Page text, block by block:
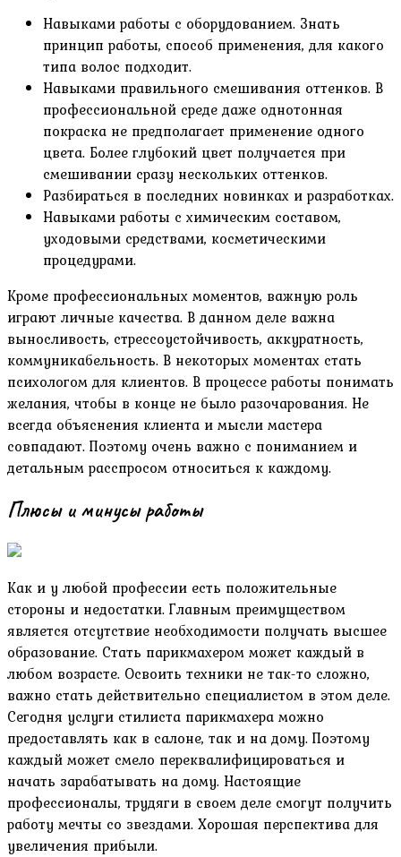
Навыками работы с оборудованием. Знать
принцип работы, способ применения, для какого
типа волос подходит.
Навыками правильного смешивания оттенков. В
профессиональной среде даже однотонная
покраска не предполагает применение одного
цвета. Более глубокий цвет получается при
смешивании сразу нескольких оттенков.
Разбираться в последних новинках и разработках.
Навыками работы с химическим составом,
уходовыми средствами, косметическими
процедурами.
Кроме профессиональных моментов, важную роль
играют личные качества. В данном деле важна
выносливость, стрессоустойчивость, аккуратность,
коммуникабельность. В некоторых моментах стать
психологом для клиентов. В процессе работы понимать
желания, чтобы в конце не было разочарования. Не
всегда объяснения клиента и мысли мастера
совпадают. Поэтому очень важно с пониманием и
детальным расспросом относиться к каждому.
Плюсы и минусы работы
Как и у любой профессии есть положительные
стороны и недостатки. Главным преимуществом
является отсутствие необходимости получать высшее
образование. Стать парикмахером может каждый в
любом возрасте. Освоить техники не так-то сложно,
важно стать действительно специалистом в этом деле.
Сегодня услуги стилиста парикмахера можно
предоставлять как в салоне, так и на дому. Поэтому
каждый может смело переквалифицироваться и
начать зарабатывать на дому. Настоящие
профессионалы, трудяги в своем деле смогут получить
работу мечты со звездами. Хорошая перспектива для
увеличения прибыли.